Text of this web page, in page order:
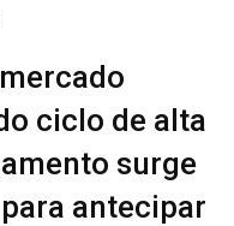
ciclo de alta
surge
antecipar